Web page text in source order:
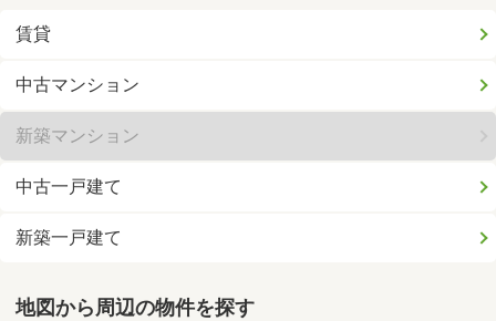
賃貸
中古マンション
新築マンション
中古一戸建て
新築一戸建て
地図から周辺の物件を探す